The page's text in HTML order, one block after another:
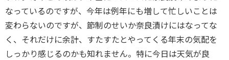
なっているのですが、今年は例年にも増して忙しいことは
変わらないのですが、節制のせいか奈良漬けにはなってな
く、それだけに余計、すたすたとやってくる年末の気配を
しっかり感じるのかも知れません。特に今日は天気が良